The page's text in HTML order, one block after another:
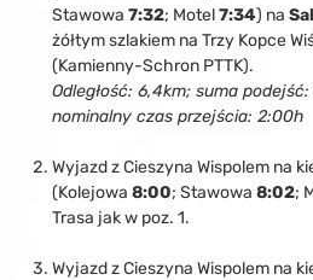
Stawowa7:32; Motel7:34) na
żółtym szlakiem na Trzy Kopce
(Kamienny-Schron PTTK).
Odległość: 6,4km; suma
nominalny czas przejścia: 2:00h
Wyjazd z Cieszyna Wispolem na
(Kolejowa8:00; Stawowa8:02;
Trasa jak w poz. 1.
Wyjazd z Cieszyna Wispolem na